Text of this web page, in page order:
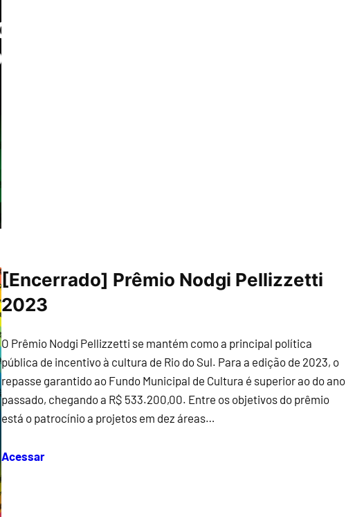
[Encerrado] Prêmio Nodgi Pellizzetti
2023
O Prêmio Nodgi Pellizzetti se mantém como a principal política
pública de incentivo à cultura de Rio do Sul. Para a edição de 2023, o
repasse garantido ao Fundo Municipal de Cultura é superior ao do ano
passado, chegando a R$ 533.200,00. Entre os objetivos do prêmio
está o patrocínio a projetos em dez áreas…
Acessar